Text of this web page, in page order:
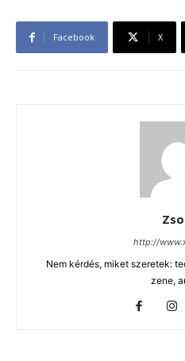
Facebook X
http://
Nem kérdés, miket szeretek:
zene,